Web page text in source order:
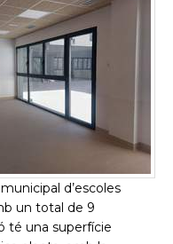
d’escoles
un total de 9
té una superfície